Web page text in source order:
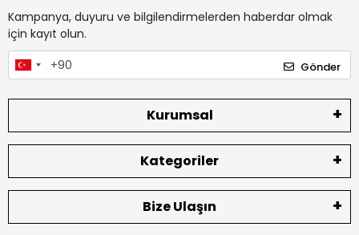
Kampanya, duyuru ve bilgilendirmelerden haberdar olmak
için kayıt olun.
Gönder
Kurumsal
Kategoriler
Bize Ulaşın